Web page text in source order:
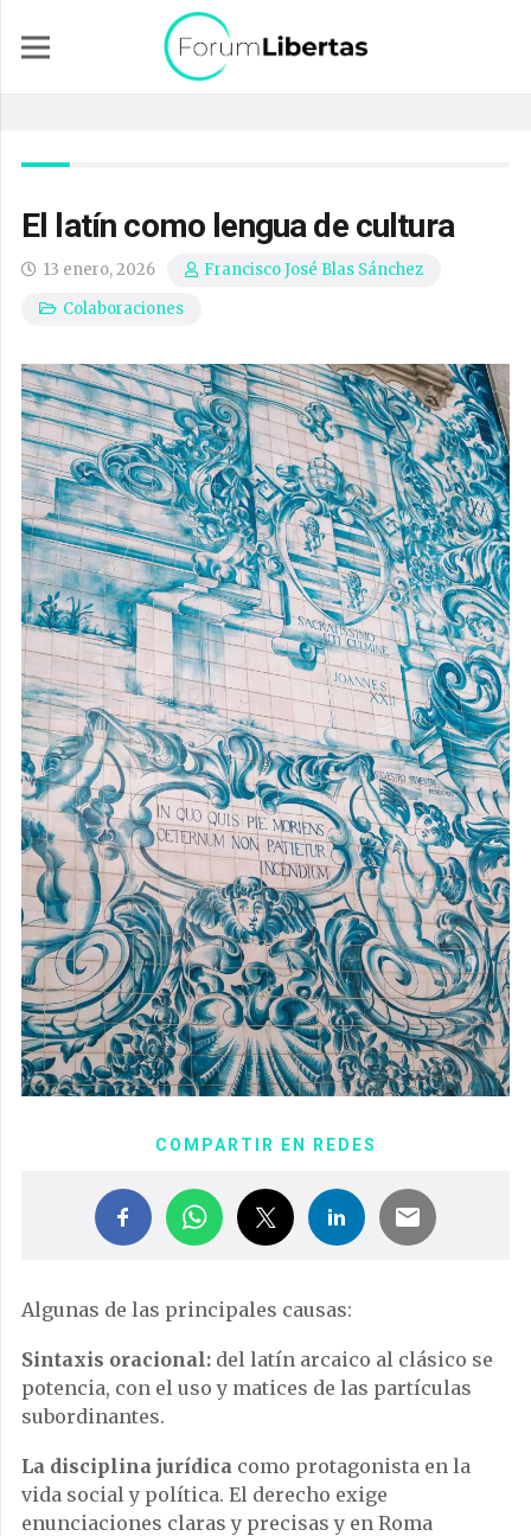
El latín como lengua de cultura
13 enero, 2026
Francisco José Blas Sánchez
Colaboraciones
COMPARTIR EN REDES
Algunas de las principales causas:
Sintaxis oracional: del latín arcaico al clásico se
potencia, con el uso y matices de las partículas
subordinantes.
La disciplina jurídica como protagonista en la
vida social y política. El derecho exige
enunciaciones claras y precisas y en Roma